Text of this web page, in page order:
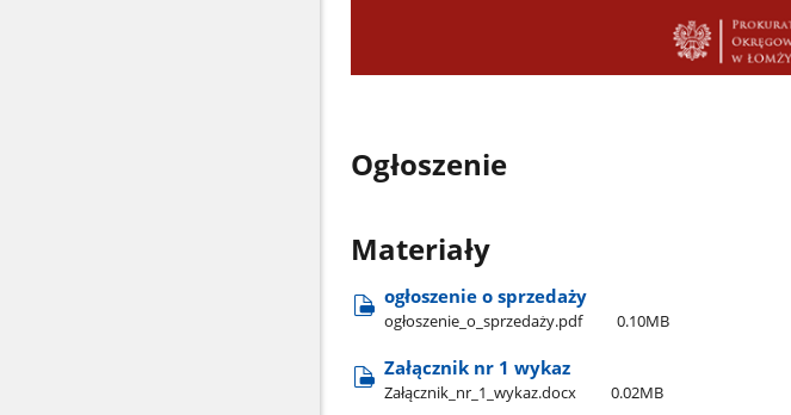
Ogłoszenie
Materiały
ogłoszenie o sprzedaży
ogłoszenie​_o​_sprzedaży.pdf 0.10MB
Załącznik nr 1 wykaz
Załącznik​_nr​_1​_wykaz.docx 0.02MB